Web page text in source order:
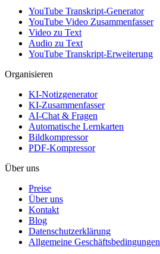
YouTube Transkript-Generator
YouTube Video Zusammenfasser
Video zu Text
Audio zu Text
YouTube Transkript-Erweiterung
Organisieren
KI-Notizgenerator
KI-Zusammenfasser
AI-Chat & Fragen
Automatische Lernkarten
Bildkompressor
PDF-Kompressor
Über uns
Preise
Über uns
Kontakt
Blog
Datenschutzerklärung
Allgemeine Geschäftsbedingungen